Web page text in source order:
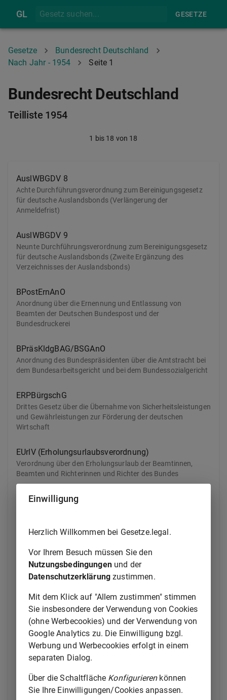
GL GESETZE
Gesetze
Bundesrecht Deutschland
Nach Jahr - 1954
Seite 1
Bundesrecht Deutschland
Teilliste 1954
1 bis 18 von 18
AuslWBGDV 8
Achte Durchführungsverordnung zum Bereinigungsgesetz
für deutsche Auslandsbonds (Verlängerung der
Anmeldefrist)
AuslWBGDV 9
Neunte Durchführungsverordnung zum Bereinigungsgesetz
für deutsche Auslandsbonds (Zweite Ergänzung des
Verzeichnisses der Auslandsbonds)
BPostErnAnO
Anordnung über die Ernennung und Entlassung von
Beamten der Deutschen Bundespost und der
Bundesdruckerei
BPräsKldgBAG/BSGAnO
Anordnung des Bundespräsidenten über die Amtstracht bei
dem Bundesarbeitsgericht und bei dem Bundessozialgericht
ERPBürgschG
Drittes Gesetz über die Übernahme von Sicherheitsleistungen
und Gewährleistungen zur Förderung der deutschen
Wirtschaft
EUrlV (Erholungsurlaubsverordnung)
Verordnung über den Erholungsurlaub der Beamtinnen,
Beamten und Richterinnen und Richter des Bundes
LFBAG
OffshStAbk
den Vereinigten Staaten von Amerika über die von der
Bundesrepublik zu gewährenden Abgabenvergünstigungen
für die von den Vereinigten Staaten im Interesse der
PfandBrÜblG
Gesetz zur Überleitung der Beteiligung des ehemaligen
Landes Preußen am Grundkapital der Deutschen
Pfandbriefanstalt auf den Bund
Gesetz über das Seelotswesen
Einwilligung
Herzlich Willkommen bei Gesetze.legal.
Vor Ihrem Besuch müssen Sie den
Nutzungsbedingungenund der
Datenschutzerklärung zustimmen.
Mit dem Klick auf "Allem zustimmen" stimmen
Sie insbesondere der Verwendung von Cookies
(ohne Werbecookies) und der Verwendung von
Google Analytics zu. Die Einwilligung bzgl.
Werbung und Werbecookies erfolgt in einem
separaten Dialog.
Über die Schaltfläche Konfigurierenkönnen
Sie Ihre Einwilligungen/Cookies anpassen.